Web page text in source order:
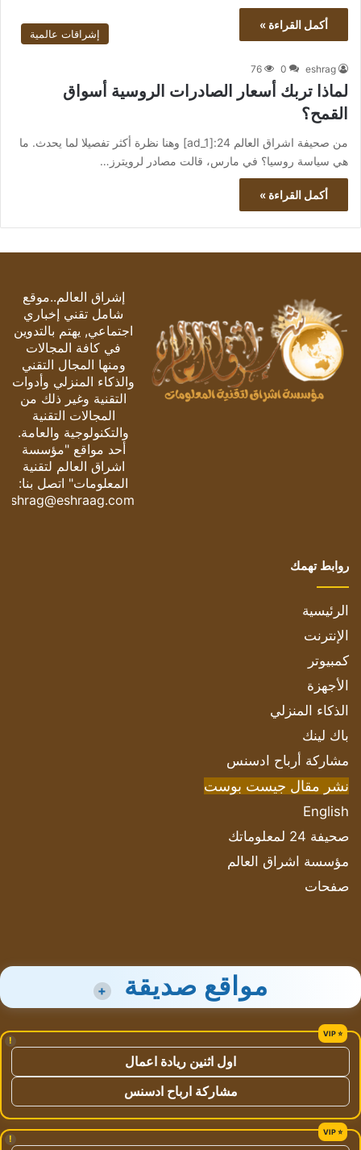
أكمل القراءة »
إشراقات عالمية
eshrag
0
76
لماذا تربك أسعار الصادرات الروسية أسواق
القمح؟
من صحيفة اشراق العالم 24:[ad_1] وهنا نظرة أكثر تفصيلا لما يحدث. ما
هي سياسة روسيا؟ في مارس، قالت مصادر لرويترز…
أكمل القراءة »
إشراق العالم..موقع
شامل تقني إخباري
اجتماعي, يهتم بالتدوين
في كافة المجالات
ومنها المجال التقني
والذكاء المنزلي وأدوات
التقنية وغير ذلك من
المجالات التقنية
والتكنولوجية والعامة.
أحد مواقع "مؤسسة
اشراق العالم لتقنية
المعلومات" اتصل بنا:
eshrag@eshraag.com
روابط تهمك
الرئيسية
الإنترنت
كمبيوتر
الأجهزة
الذكاء المنزلي
باك لينك
مشاركة أرباح ادسنس
نشر مقال جيست بوست
English
صحيفة 24 لمعلوماتك
مؤسسة اشراق العالم
صفحات
مواقع صديقة +
!
اول اثنين ريادة اعمال
مشاركة ارباح ادسنس
!